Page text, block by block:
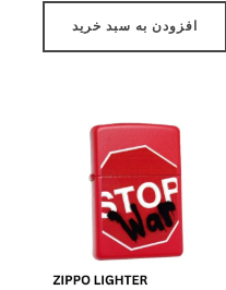
افزودن به سبد خرید